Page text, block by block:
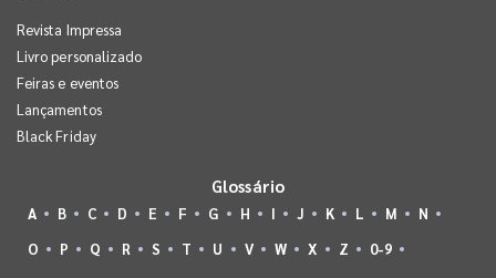
Revista Impressa
Livro personalizado
Feiras e eventos
Lançamentos
Black Friday
Glossário
A B C D E F G H I J K L M
N
O
P Q R S T U V W X Z 0-9